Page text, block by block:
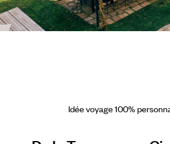
Idée voyage 100%